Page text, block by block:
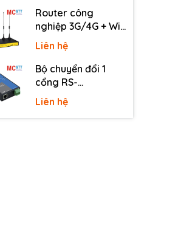
MODEL277-S-SC-
20KM (Dual fiber,
20KM)
Router công
nghiệp 3G/4G + Wi-
Fi + APN/VPN Four-
Faith F3436
Liên hệ
Bộ chuyển đổi 1
cổng RS-
232/485/422 sang
Ethernet 3onedata
NP301
Liên hệ